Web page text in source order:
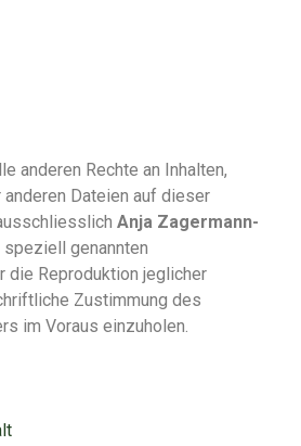
anderen Rechte an Inhalten,
anderen Dateien auf dieser
Anja Zagermann-
speziell genannten
die Reproduktion jeglicher
Zustimmung des
im Voraus einzuholen.